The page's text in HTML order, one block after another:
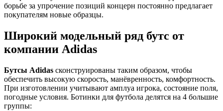
борьбе за упрочение позиций концерн постоянно предлагает
покупателям новые образцы.
Широкий модельный ряд бутс от
компании Adidas
Бутсы Adidas сконструированы таким образом, чтобы
обеспечить высокую скорость, манёвренность, комфортность.
При изготовлении учитывают амплуа игрока, состояние поля,
погодные условия. Ботинки для футбола делятся на 4 большие
группы: